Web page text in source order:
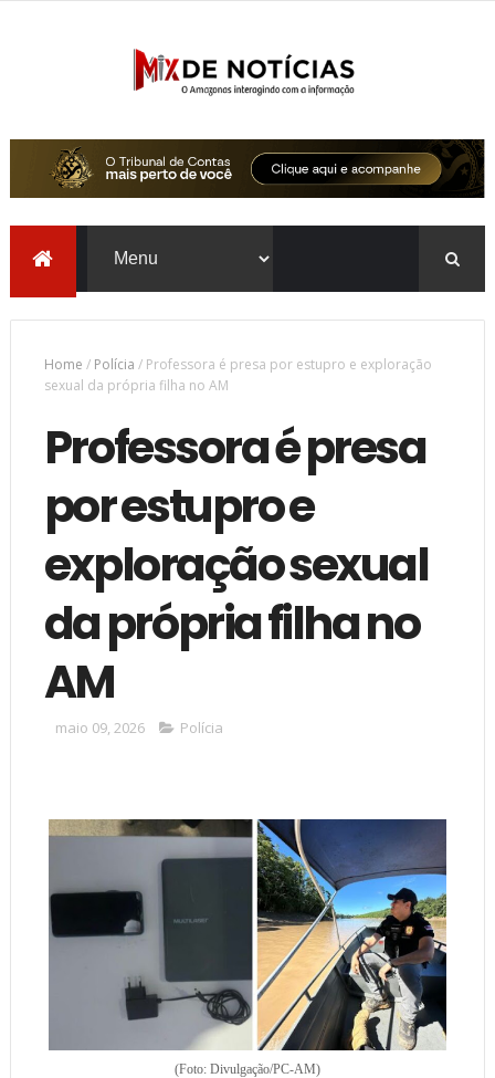
Home / Polícia / Professora é presa por estupro e exploração
sexual da própria filha no AM
Professora é presa
por estupro e
exploração sexual
da própria filha no
AM
maio 09, 2026 Polícia
(Foto: Divulgação/PC-AM)